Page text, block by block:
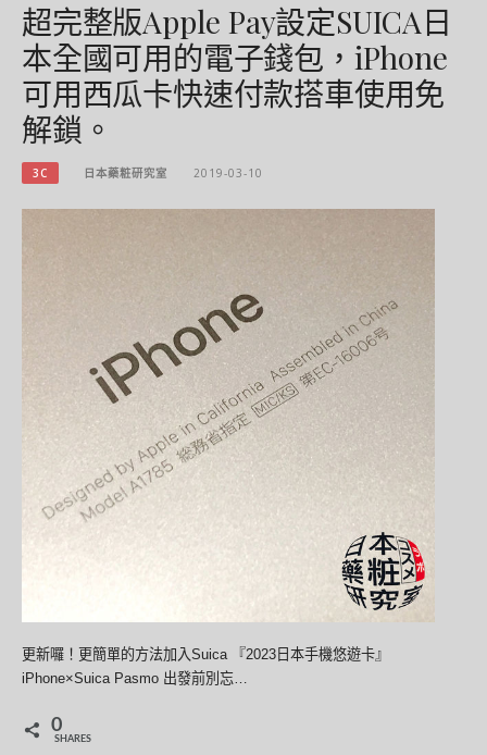
超完整版Apple Pay設定SUICA日
本全國可用的電子錢包，iPhone
可用西瓜卡快速付款搭車使用免
解鎖。
3C 日本藥粧研究室 2019-03-10
更新囉！更簡單的方法加入Suica 『2023日本手機悠遊卡』
iPhone×Suica Pasmo 出發前別忘…
0
SHARES